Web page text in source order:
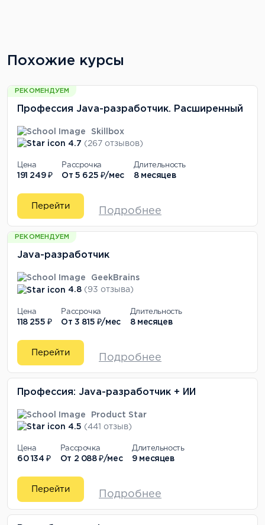
Похожие курсы
РЕКОМЕНДУЕМ
Профессия Java-разработчик. Расширенный
Skillbox
4.7 (267 отзывов)
Цена
191 249 ₽
Рассрочка
От 5 625 ₽/мес
Длительность
8 месяцев
Перейти
Подробнее
РЕКОМЕНДУЕМ
Java-разработчик
GeekBrains
4.8 (93 отзыва)
Цена
118 255 ₽
Рассрочка
От 3 815 ₽/мес
Длительность
8 месяцев
Перейти
Подробнее
Профессия: Java-разработчик + ИИ
Product Star
4.5 (441 отзыв)
Цена
60 134 ₽
Рассрочка
От 2 088 ₽/мес
Длительность
9 месяцев
Перейти
Подробнее